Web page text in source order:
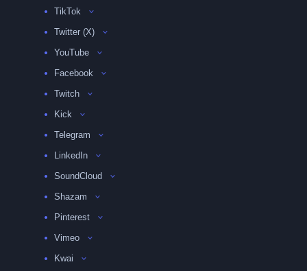
TikTok
Twitter (X)
YouTube
Facebook
Twitch
Kick
Telegram
LinkedIn
SoundCloud
Shazam
Pinterest
Vimeo
Kwai